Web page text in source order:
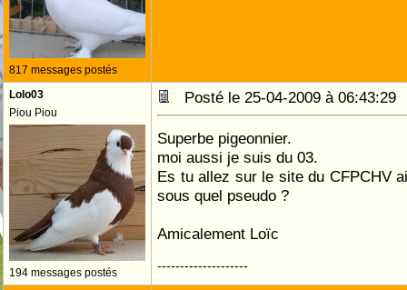
817 messages postés
Lolo03
Piou Piou
194 messages postés
Posté le 25-04-2009 à
Superbe pigeonnier.
moi aussi je suis du 03.
Es tu allez sur le site du CFPCHV
sous quel pseudo ?
Amicalement Loïc
--------------------